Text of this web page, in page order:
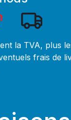
la TVA, plus
frais de